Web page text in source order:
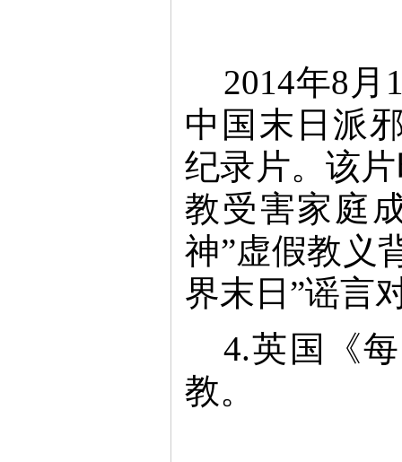
2014年8
中国末日派
纪录片。该
教受害家庭
神”虚假教义
界末日”谣言
4.英国《
教。